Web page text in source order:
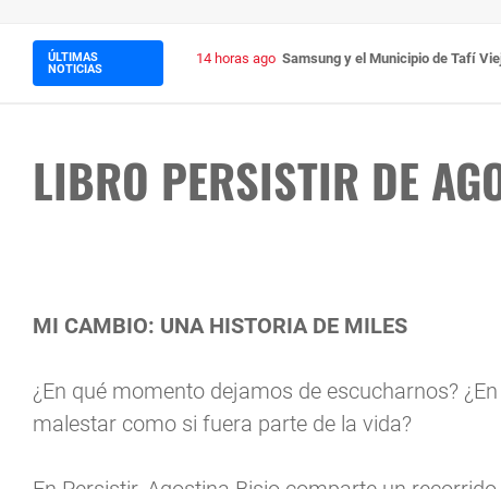
ÚLTIMAS
NOTICIAS
14 horas ago Samsung y el Municipio de Tafí
LIBRO PERSISTIR DE
MI CAMBIO: UNA HISTORIA DE MILES
¿En qué momento dejamos de escucharnos?
malestar como si fuera parte de la vida?